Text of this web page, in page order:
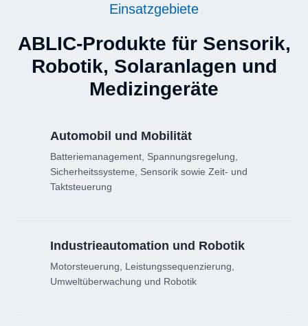
Einsatzgebiete
ABLIC-Produkte für Sensorik,
Robotik, Solaranlagen und
Medizingeräte
Automobil und Mobilität
Batteriemanagement, Spannungsregelung,
Sicherheitssysteme, Sensorik sowie Zeit- und
Taktsteuerung
Industrieautomation und Robotik
Motorsteuerung, Leistungssequenzierung,
Umweltüberwachung und Robotik